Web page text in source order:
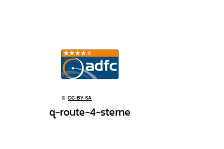
© CC-BY-SA
q-route-4-sterne